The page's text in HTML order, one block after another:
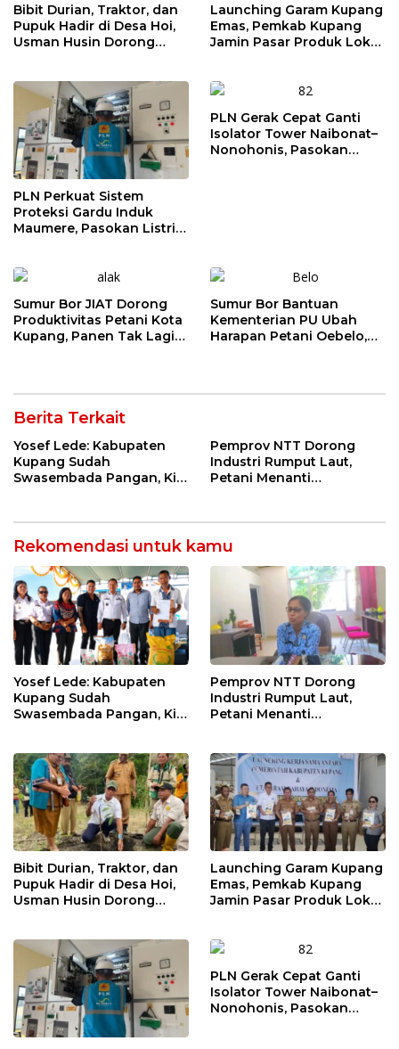
Bibit Durian, Traktor, dan
Pupuk Hadir di Desa Hoi,
Usman Husin Dorong
Launching Garam Kupang
Emas, Pemkab Kupang
Jamin Pasar Produk Lokal
PLN Perkuat Sistem
Proteksi Gardu Induk
Maumere, Pasokan Listrik
PLN Gerak Cepat Ganti
Isolator Tower Naibonat–
Nonohonis, Pasokan
Sumur Bor JIAT Dorong
Produktivitas Petani Kota
Kupang, Panen Tak Lagi
Sumur Bor Bantuan
Kementerian PU Ubah
Harapan Petani Oebelo,
Berita Terkait
Yosef Lede: Kabupaten
Kupang Sudah
Swasembada Pangan, Kini
Pemprov NTT Dorong
Industri Rumput Laut,
Petani Menanti
Rekomendasi untuk kamu
Yosef Lede: Kabupaten
Kupang Sudah
Swasembada Pangan, Kini
Pemprov NTT Dorong
Industri Rumput Laut,
Petani Menanti
Bibit Durian, Traktor, dan
Pupuk Hadir di Desa Hoi,
Usman Husin Dorong
Launching Garam Kupang
Emas, Pemkab Kupang
Jamin Pasar Produk Lokal
PLN Gerak Cepat Ganti
Isolator Tower Naibonat–
Nonohonis, Pasokan